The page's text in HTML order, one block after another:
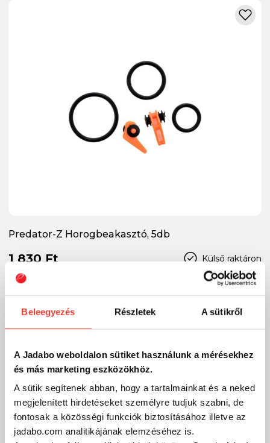
Beleegyezés Részletek A sütikről
A Jadabo weboldalon sütiket használunk a mérésekhez
és más marketing eszközökhöz.
A sütik segítenek abban, hogy a tartalmainkat és a neked
megjelenített hirdetéseket személyre tudjuk szabni, de
fontosak a közösségi funkciók biztosításához illetve az
jadabo.com analitikájának elemzéséhez is.
Predator-Z Horogbeakasztó, 5db
Külső raktáron
1 830 Ft